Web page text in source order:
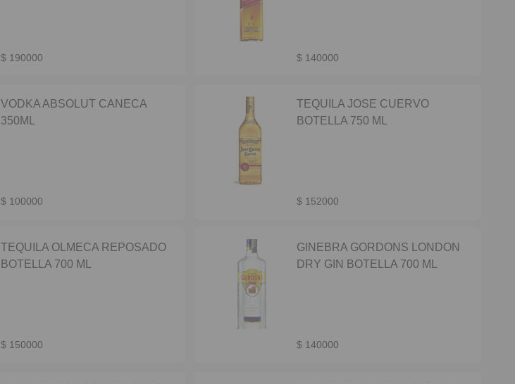
$ 190000 $ 140000
VODKA ABSOLUT CANECA
350ML
$ 100000
TEQUILA JOSE CUERVO
BOTELLA 750 ML
$ 152000
TEQUILA OLMECA REPOSADO
BOTELLA 700 ML
$ 150000
GINEBRA GORDONS LONDON
DRY GIN BOTELLA 700 ML
$ 140000